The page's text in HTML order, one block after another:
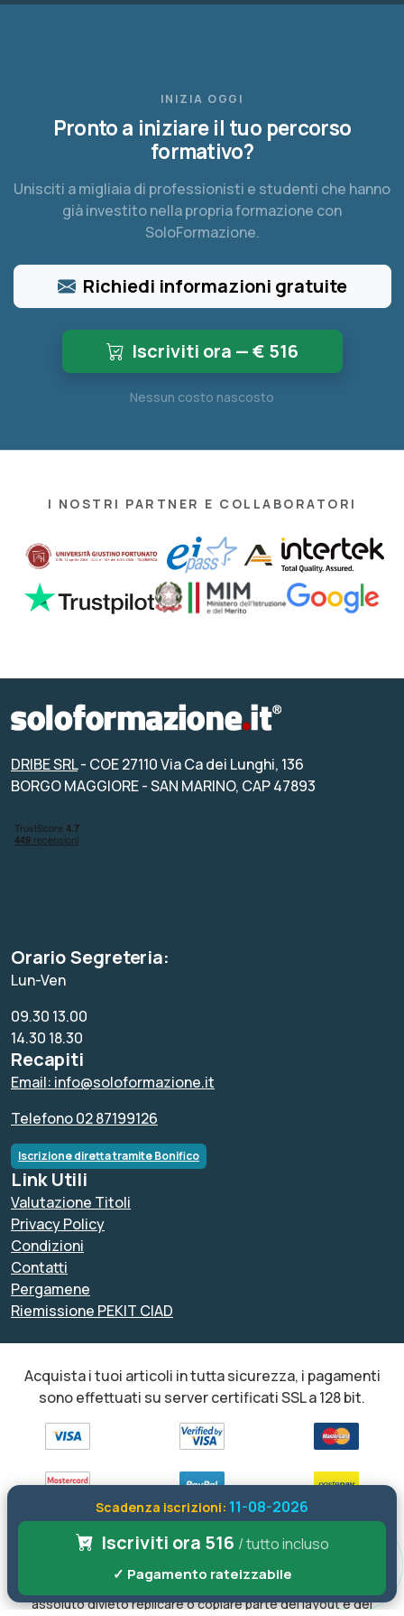
INIZIA OGGI
Pronto a iniziare il tuo percorso
formativo?
Unisciti a migliaia di professionisti e studenti che hanno
già investito nella propria formazione con
SoloFormazione.
Richiedi informazioni gratuite
Iscriviti ora — € 516
Nessun costo nascosto
I NOSTRI PARTNER E COLLABORATORI
Scadenza iscrizioni: 11-08-2026
Iscriviti ora 516 / tutto incluso
✓ Pagamento rateizzabile
DRIBE SRL- COE 27110 Via Ca dei Lunghi, 136
BORGO MAGGIORE - SAN MARINO, CAP 47893
Orario Segreteria:
Lun-Ven
09.30 13.00
14.30 18.30
Recapiti
Email: info@soloformazione.it
Telefono 02 87199126
Iscrizione diretta tramite Bonifico
Link Utili
Valutazione Titoli
Privacy Policy
Condizioni
Contatti
Pergamene
Riemissione PEKIT CIAD
Acquista i tuoi articoli in tutta sicurezza, i pagamenti
sono effettuati su server certificati SSL a 128 bit.
Tutti i diritti sono riservati ed è vietata anche la riproduzione
email sono di proprietà di soloformazione.it pertanto è fatto
assoluto divieto replicare o copiare parte del layout e dei